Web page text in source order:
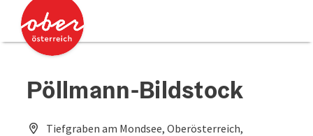
Zum Inhalt
Zum Seitenanfang
Pöllmann-Bildstock
Tiefgraben am Mondsee, Oberösterreich,